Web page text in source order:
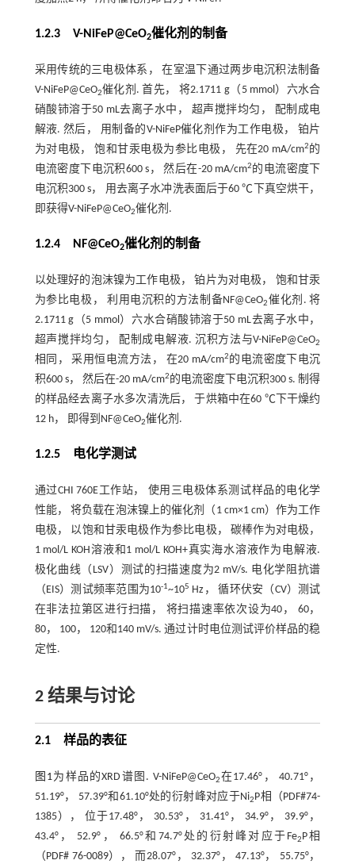
1.2.3 V-NiFeP@CeO2催化剂的制备
采用传统的三电极体系， 在室温下通过两步电沉积法制备
V-NiFeP@CeO2催化剂. 首先， 将2.1711 g（5 mmol）六水合
硝酸铈溶于50 mL去离子水中， 超声搅拌均匀， 配制成电
解液. 然后， 用制备的V-NiFeP催化剂作为工作电极， 铂片
为对电极， 饱和甘汞电极为参比电极， 先在20 mA/cm2 的
电流密度下电沉积600 s， 然后在-20 mA/cm2 的电流密度下
电沉积300 s， 用去离子水冲洗表面后于60 ℃下真空烘干，
即获得V-NiFeP@CeO2催化剂.
1.2.4 NF@CeO2催化剂的制备
以处理好的泡沫镍为工作电极， 铂片为对电极， 饱和甘汞
为参比电极， 利用电沉积的方法制备NF@CeO2催化剂. 将
2.1711 g（5 mmol）六水合硝酸铈溶于50 mL去离子水中，
超声搅拌均匀， 配制成电解液. 沉积方法与V-NiFeP@CeO2
相同， 采用恒电流方法， 在20 mA/cm2 的电流密度下电沉
积600 s， 然后在-20 mA/cm2 的电流密度下电沉积300 s. 制得
的样品经去离子水多次清洗后， 于烘箱中在60 ℃下干燥约
12 h， 即得到NF@CeO2催化剂.
1.2.5 电化学测试
通过CHI 760E工作站， 使用三电极体系测试样品的电化学
性能， 将负载在泡沫镍上的催化剂（1 cm×1 cm）作为工作
电极， 以饱和甘汞电极作为参比电极， 碳棒作为对电极，
1 mol/L KOH溶液和1 mol/L KOH+真实海水溶液作为电解液.
极化曲线（LSV）测试的扫描速度为2 mV/s. 电化学阻抗谱
（EIS）测试频率范围为10-1~105 Hz， 循环伏安（CV）测试
在非法拉第区进行扫描， 将扫描速率依次设为40， 60，
80， 100， 120和140 mV/s. 通过计时电位测试评价样品的稳
定性.
2 结果与讨论
2.1 样品的表征
图1为样品的XRD谱图. V-NiFeP@CeO2在17.46°， 40.71°，
51.19°， 57.39°和61.10°处的衍射峰对应于Ni2P相（PDF#74-
1385）， 位于17.48°， 30.53°， 31.41°， 34.9°， 39.9°，
43.4°， 52.9°， 66.5°和74.7°处的衍射峰对应于Fe2P相
（PDF# 76-0089）， 而28.07°， 32.37°， 47.13°， 55.75°，